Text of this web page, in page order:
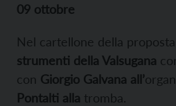
09 ottobre
Nel cartellone della proposta
strumenti della Valsugana
con Giorgio Galvana all’
Pontalti alla tromba.